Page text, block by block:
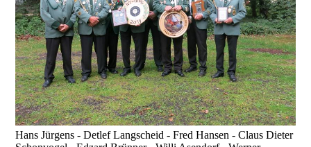
Hans Jürgens - Detlef Langscheid - Fred Hansen - Claus Dieter